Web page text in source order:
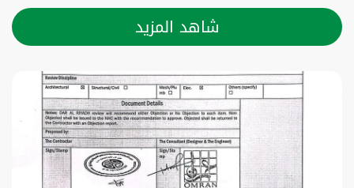
شاهد المزيد